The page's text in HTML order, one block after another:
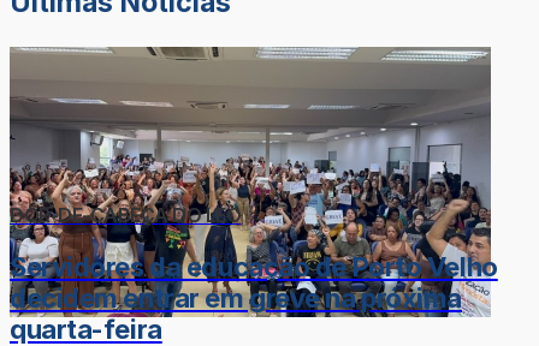
DOR-DE-CABEÇA DO LÉO
Servidores da educação de Porto Velho
decidem entrar em greve na próxima
quarta-feira